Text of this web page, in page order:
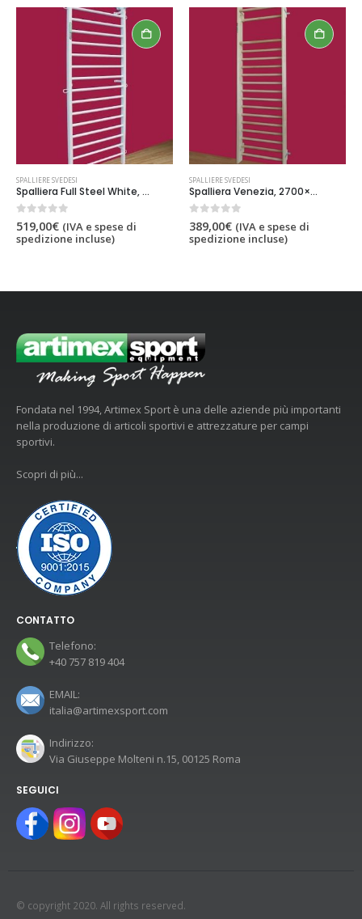
SPALLIERE SVEDESI
Spalliera Full Steel White, 2300×900 mm, Acciaio, Cod. 221-Acciaio-Bianco
0 out of 5
519,00€ (IVA e spese di
spedizione incluse)
SPALLIERE SVEDESI
Spalliera Venezia, 2700×850 mm, 17 pioli, Faggio e Abete, Cod. 216
0out of 5
389,00€ (IVA e spese di
spedizione incluse)
Fondata nel 1994, Artimex Sport è una delle aziende più importanti
nella produzione di articoli sportivi e attrezzature per campi
sportivi.
Scopri di più...
CONTATTO
Telefono:
+40 757 819 404
EMAIL:
italia@artimexsport.com
Indirizzo:
Via Giuseppe Molteni n.15, 00125 Roma
SEGUICI
© copyright 2020. All rights reserved.